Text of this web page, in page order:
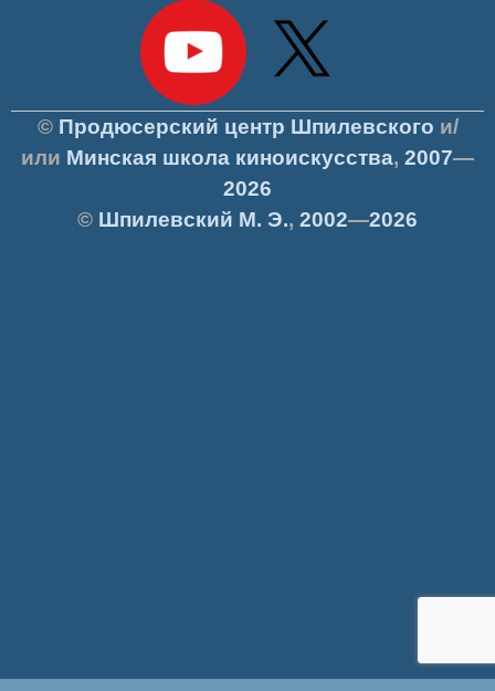
© Продюсерский центр Шпилевского и/
или Минская школа киноискусства, 2007—
2026
© Шпилевский М. Э., 2002—2026